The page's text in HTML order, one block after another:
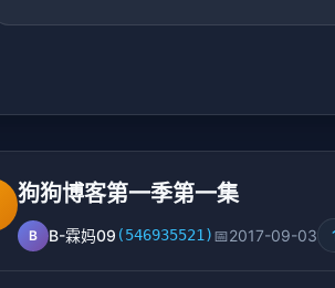
狗狗博客第一季第一集
B B-霖妈09 (546935521)📅2017-09-03